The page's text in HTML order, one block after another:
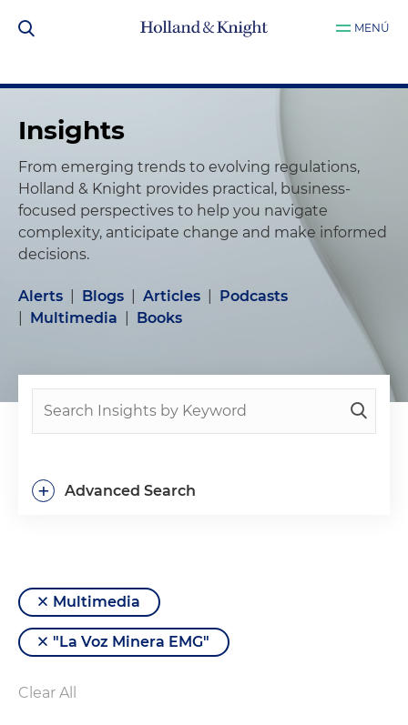
MENÚ
Insights
From emerging trends to evolving regulations,
Holland & Knight provides practical, business-
focused perspectives to help you navigate
complexity, anticipate change and make informed
decisions.
Alerts Blogs Articles
Podcasts
Multimedia Books
Advanced Search
+
Multimedia
"La Voz Minera EMG"
Clear All